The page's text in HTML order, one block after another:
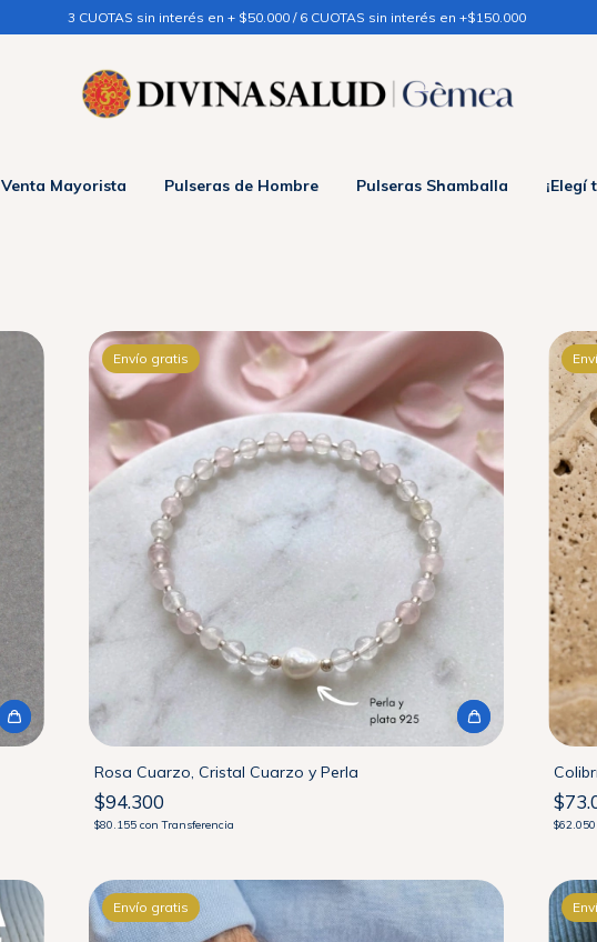
3 CUOTAS sin interés en + $50.000 / 6 CUOTAS sin interés en +$150.000
Venta Mayorista Pulseras de Hombre Pulseras Shamballa ¡Elegí
Envío gratis
Rosa Cuarzo, Cristal Cuarzo y Perla
$94.300
$80.155 con Transferencia
Envío gratis